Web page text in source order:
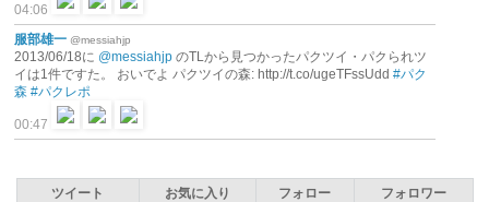
04:06
服部雄一 @messiahjp
2013/06/18に @messiahjp のTLから見つかったパクツイ・パクられツ
イは1件ですた。 おいでよ パクツイの森: http://t.co/ugeTFssUdd #パク
森 #パクレポ
00:47
ツイート お気に入り フォロー
フォロワー